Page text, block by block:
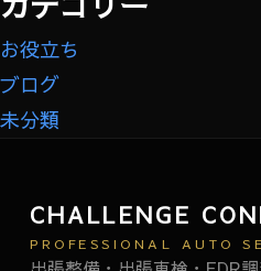
お役立ち
ブログ
未分類
CHALLENGE
PROFESSIONAL AUTO